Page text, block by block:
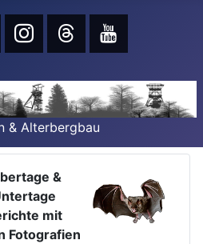
& Alterbergbau
&
mit
Fotografien